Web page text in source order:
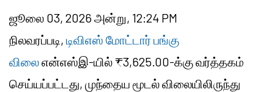
ஜூலை 03, 2026 அன்று, 12:24 PM
நிலவரப்படி, டிவிஎஸ் மோட்டார் பங்கு
விலைஎன்எஸ்இ-யில் ₹3,625.00-க்கு வர்த்தகம்
செய்யப்பட்டது, முந்தைய மூடல் விலையிலிருந்து